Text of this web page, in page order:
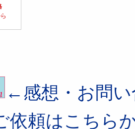
←感想・お問
依頼はこちら